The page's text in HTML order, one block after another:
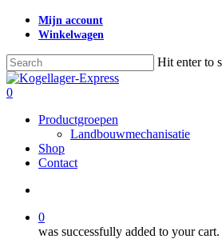
Skip
content
Mijn account
Winkelwagen
Hit enter to
Close
Search
search
0
Productgroepen
Landbouwmechanisatie
Shop
Contact
0
was successfully added to your cart.